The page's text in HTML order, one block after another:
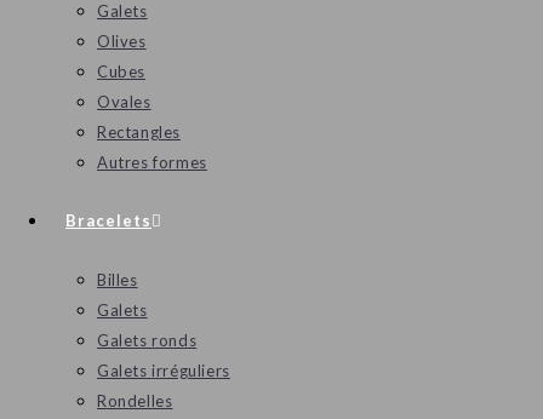
Galets
Olives
Cubes
Ovales
Rectangles
Autres formes
Bracelets
Billes
Galets
Galets ronds
Galets irréguliers
Rondelles